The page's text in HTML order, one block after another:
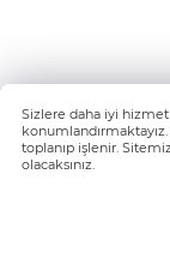
Sizlere daha iyi
toplanıp işlenir.
olacaksınız.